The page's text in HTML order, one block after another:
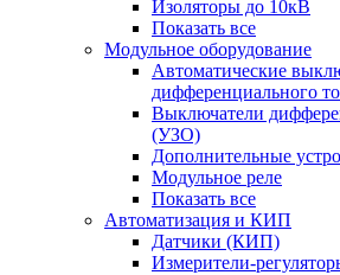
Изоляторы до 10кВ
Показать все
Модульное оборудование
Автоматические
дифференциального
Выключатели
(УЗО)
Дополнительные
Модульное реле
Показать все
Автоматизация и КИП
Датчики (КИП)
Измерители-